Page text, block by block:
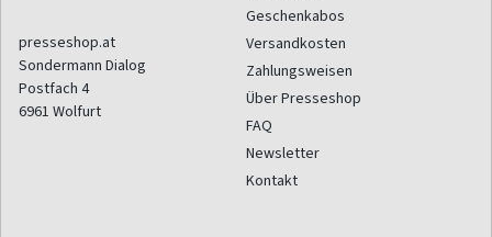
presseshop.at
Sondermann Dialog
Postfach 4
6961 Wolfurt
Geschenkabos
Versandkosten
Zahlungsweisen
Über Presseshop
FAQ
Newsletter
Kontakt